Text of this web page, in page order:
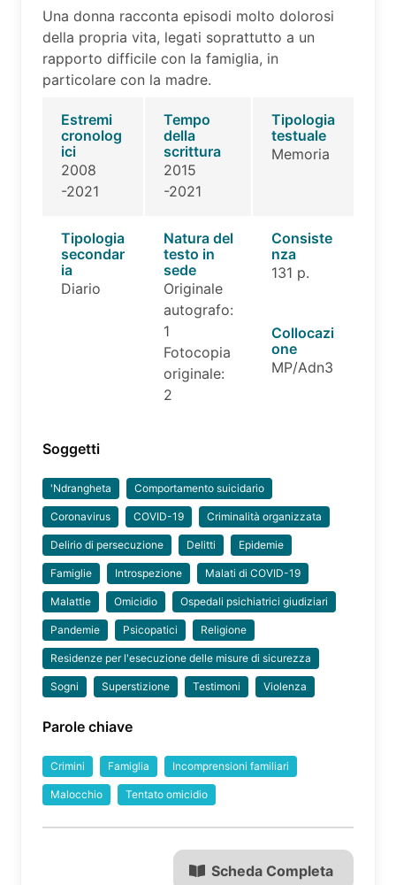
Una donna racconta episodi molto dolorosi
della propria vita, legati soprattutto a un
rapporto difficile con la famiglia, in
particolare con la madre.
Estremi
cronolog
ici
2008
-2021
Tempo
della
scrittura
2015
-2021
Tipologia
testuale
Memoria
Tipologia
secondar
ia
Diario
Natura del
testo in
sede
Originale
autografo:
1
Fotocopia
originale:
2
Consiste
nza
131 p.
Collocazi
one
MP/Adn3
Soggetti
'Ndrangheta Comportamento suicidario
Coronavirus COVID-19 Criminalità organizzata
Delirio di persecuzione Delitti Epidemie
Famiglie Introspezione Malati di COVID-19
Malattie Omicidio Ospedali psichiatrici giudiziari
Pandemie Psicopatici Religione
Residenze per l'esecuzione delle misure di sicurezza
Sogni Superstizione Testimoni Violenza
Parole chiave
Crimini Famiglia Incomprensioni familiari
Malocchio Tentato omicidio
Scheda Completa